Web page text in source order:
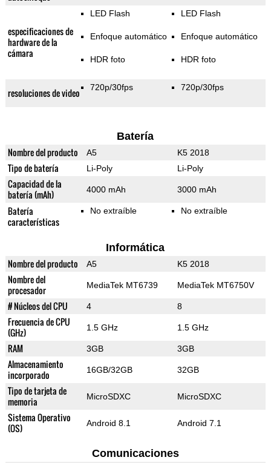
especificaciones de
hardware de la
cámara
LED Flash
Enfoque automático
HDR foto
LED Flash
Enfoque automático
HDR foto
resoluciones de video 720p/30fps 720p/30fps
Batería
Nombre del producto A5 K5 2018
Tipo de batería Li-Poly Li-Poly
Capacidad de la
batería (mAh)
4000 mAh 3000 mAh
Batería
características
No extraíble No extraíble
Informática
Nombre del producto A5 K5 2018
Nombre del
procesador
MediaTek MT6739 MediaTek MT6750V
# Núcleos del CPU 4 8
Frecuencia de CPU
(GHz)
1.5 GHz 1.5 GHz
RAM 3GB 3GB
Almacenamiento
incorporado
16GB/32GB 32GB
Tipo de tarjeta de
memoria
MicroSDXC MicroSDXC
Sistema Operativo
(OS)
Android 8.1 Android 7.1
Comunicaciones